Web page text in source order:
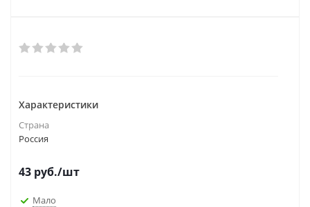
Характеристики
Страна
Россия
43 руб./шт
Мало